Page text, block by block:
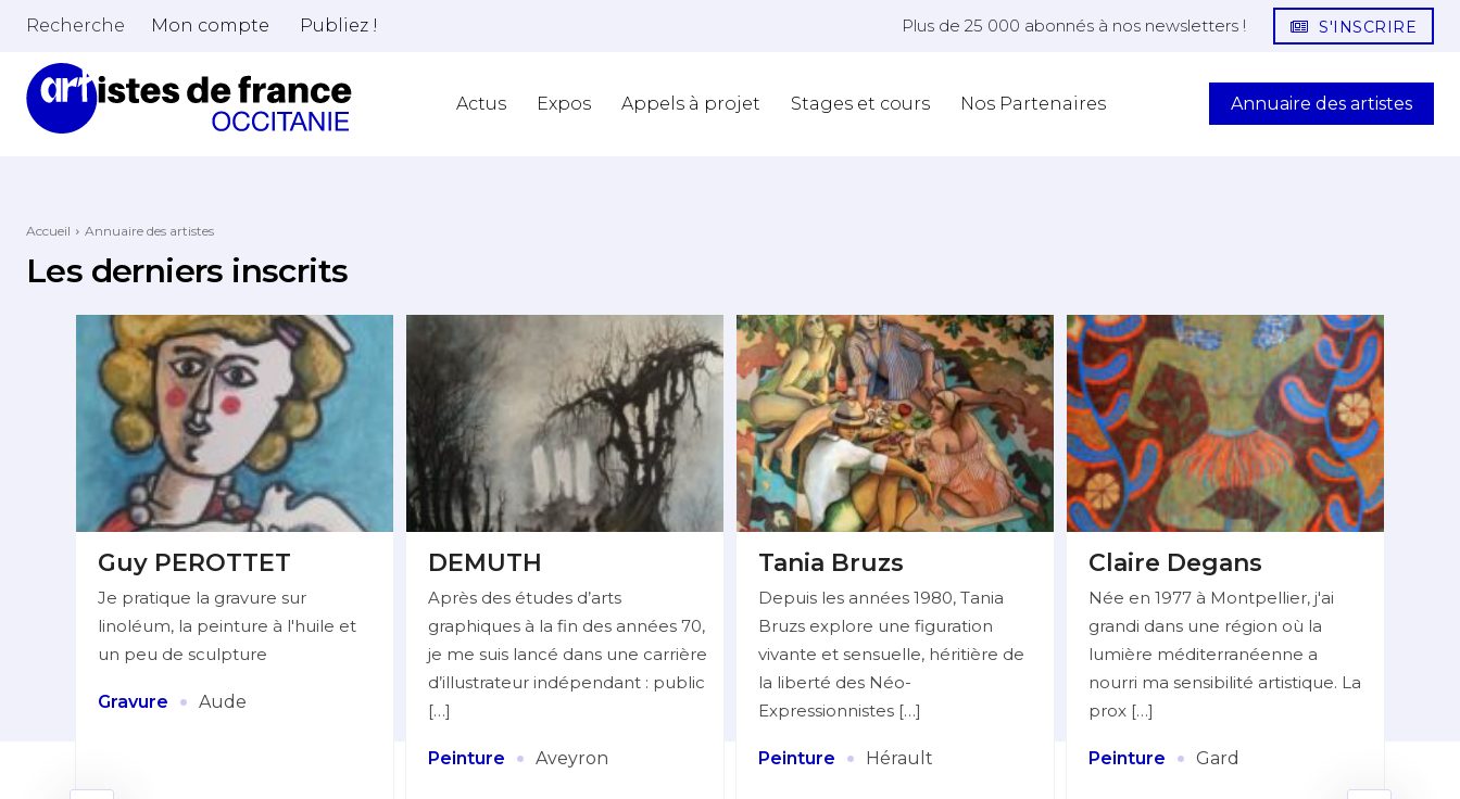
Recherche Mon compte Publiez ! Plus de 25 000 abonnés à nos newsletters ! S'INSCRIRE
Actus Expos Appels à projet Stages et cours Nos Partenaires Annuaire des artistes
Accueil Annuaire des artistes
Les derniers inscrits
Guy PEROTTET
Je pratique la gravure sur
linoléum, la peinture à l'huile et
un peu de sculpture
Gravure · Aude
DEMUTH
Après des études d’arts
graphiques à la fin des années 70,
je me suis lancé dans une carrière
d’illustrateur indépendant : public
[…]
Peinture · Aveyron
Tania Bruzs
Depuis les années 1980, Tania
Bruzs explore une figuration
vivante et sensuelle, héritière de
la liberté des Néo-
Expressionnistes […]
Peinture · Hérault
Claire Degans
Née en 1977 à Montpellier, j'ai
grandi dans une région où la
lumière méditerranéenne a
nourri ma sensibilité artistique. La
prox […]
Peinture · Gard